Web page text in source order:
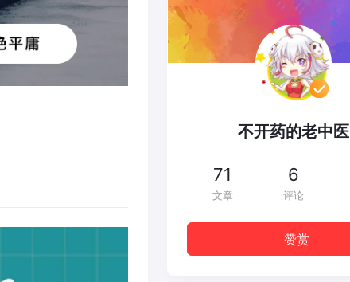
不开药的老中医
71
文章
6
评论
赞赏